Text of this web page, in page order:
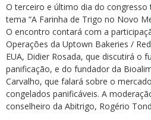
O terceiro e último dia do congresso
tema “A Farinha de Trigo no Novo
O encontro contará com a
Operações da Uptown Bakeries /
EUA, Didier Rosada, que discutirá o
panificação, e do fundador da
Carvalho, que falará sobre o
congelados panificáveis. A
conselheiro da Abitrigo, Rogério